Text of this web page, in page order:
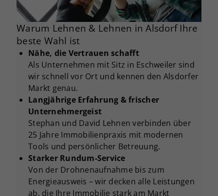
Warum Lehnen & Lehnen in Alsdorf Ihre
beste Wahl ist
Nähe, die Vertrauen schafft
Als Unternehmen mit Sitz in Eschweiler sind
wir schnell vor Ort und kennen den Alsdorfer
Markt genau.
Langjährige Erfahrung & frischer
Unternehmergeist
Stephan und David Lehnen verbinden über
25 Jahre Immobilienpraxis mit modernen
Tools und persönlicher Betreuung.
Starker Rundum-Service
Von der Drohnenaufnahme bis zum
Energieausweis – wir decken alle Leistungen
ab, die Ihre Immobilie stark am Markt